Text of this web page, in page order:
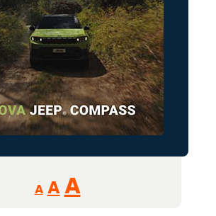
A
Reducir
tamaño
A Restablecer
AAumentar